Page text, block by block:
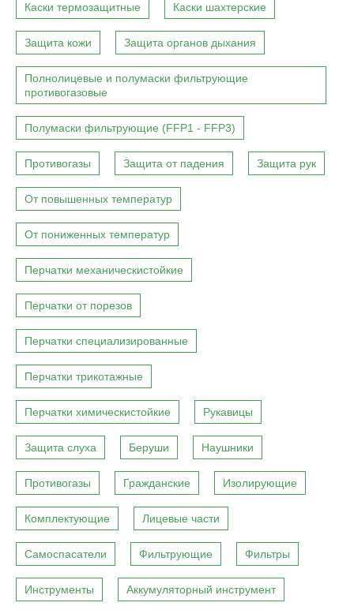
Каски термозащитные Каски шахтерские
Защита кожи Защита органов дыхания
Полнолицевые и полумаски фильтрующие
противогазовые
Полумаски фильтрующие (FFP1 - FFP3)
Противогазы Защита от падения Защита рук
От повышенных температур
От пониженных температур
Перчатки механическистойкие
Перчатки от порезов
Перчатки специализированные
Перчатки трикотажные
Перчатки химическистойкие Рукавицы
Защита слуха Беруши Наушники
Противогазы Гражданские Изолирующие
Комплектующие Лицевые части
Самоспасатели Фильтрующие Фильтры
Инструменты Аккумуляторный инструмент